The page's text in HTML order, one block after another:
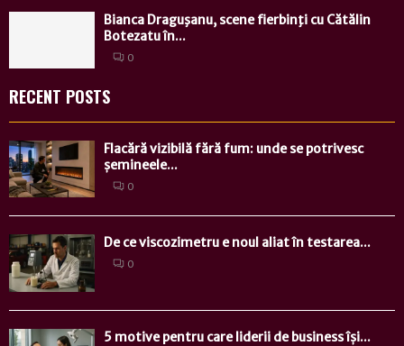
Bianca Draguşanu, scene fierbinţi cu Cătălin
Botezatu în...
0
RECENT POSTS
Flacără vizibilă fără fum: unde se potrivesc
șemineele...
0
De ce viscozimetru e noul aliat în testarea...
0
5 motive pentru care liderii de business își...